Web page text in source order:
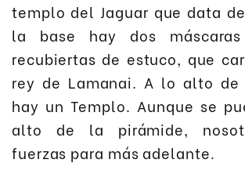
templo del Jaguar que data
la base hay dos
recubiertas de estuco, que
rey de Lamanai. A lo alto de
hay un Templo. Aunque se
alto de la pirámide,
fuerzas para más adelante.